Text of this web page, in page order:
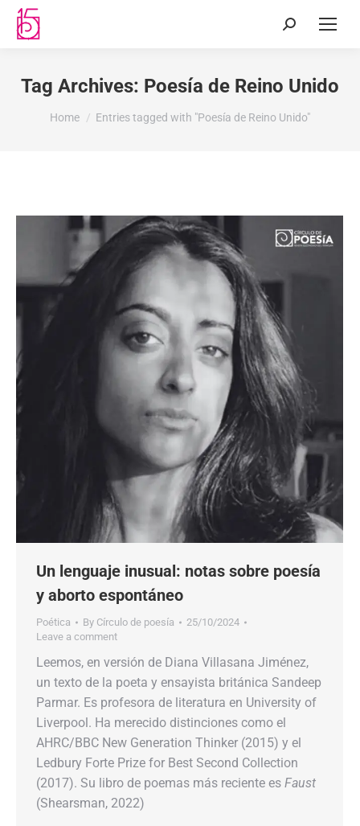
Tag Archives: Poesía de Reino Unido
You are here:
Home Entries tagged with "Poesía de Reino Unido"
Un lenguaje inusual: notas sobre poesía
y aborto espontáneo
Poética By Círculo de poesía
25/10/2024
Leave a comment
Leemos, en versión de Diana Villasana Jiménez,
un texto de la poeta y ensayista británica Sandeep
Parmar. Es profesora de literatura en University of
Liverpool. Ha merecido distinciones como el
AHRC/BBC New Generation Thinker (2015) y el
Ledbury Forte Prize for Best Second Collection
(2017). Su libro de poemas más reciente es Faust
(Shearsman, 2022)